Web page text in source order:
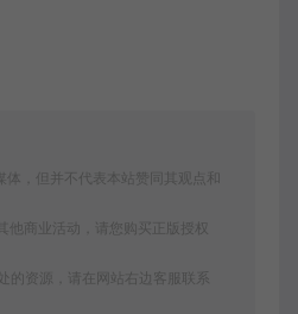
体，但并不代表本站赞同其观点和
他商业活动，请您购买正版授权
的资源，请在网站右边客服联系